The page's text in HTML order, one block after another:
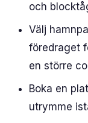
och
Välj
föredraget
en större
Boka en
utrymme